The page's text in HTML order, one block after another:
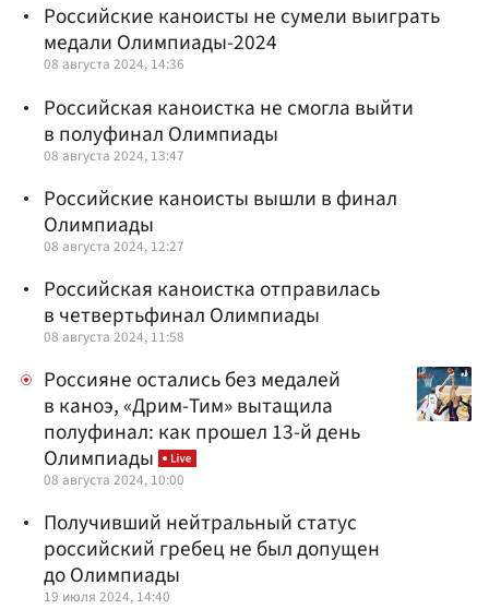
Российские каноисты не сумели выиграть
медали Олимпиады-2024
08 августа 2024, 14:36
Российская каноистка не смогла выйти
в полуфинал Олимпиады
08 августа 2024, 13:47
Российские каноисты вышли в финал
Олимпиады
08 августа 2024, 12:27
Российская каноистка отправилась
в четвертьфинал Олимпиады
08 августа 2024, 11:58
Россияне остались без медалей
в каноэ, «Дрим-Тим» вытащила
полуфинал: как прошел 13-й день
Олимпиады
08 августа 2024, 10:00
Получивший нейтральный статус
российский гребец не был допущен
до Олимпиады
19 июля 2024, 14:40